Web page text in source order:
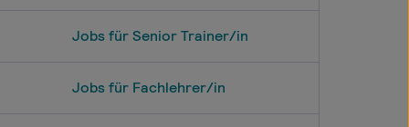
Jobs für Senior Trainer/in
Jobs für Fachlehrer/in